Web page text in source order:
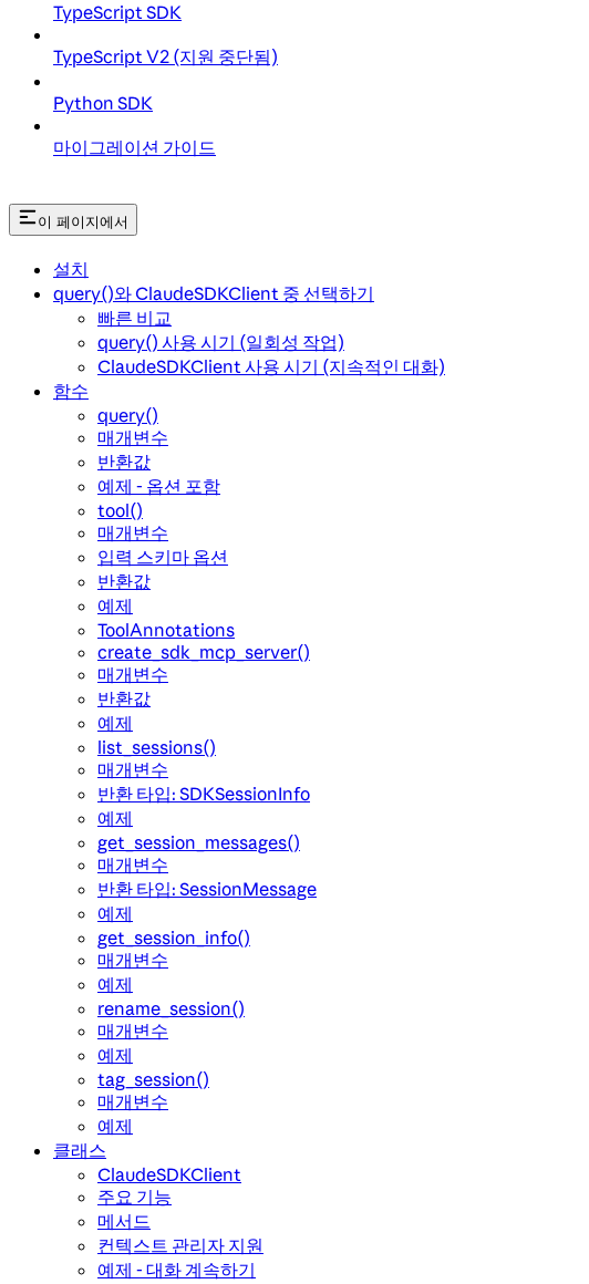
TypeScript SDK
TypeScript V2 (지원 중단됨)
Python SDK
마이그레이션 가이드
이 페이지에서
설치
query()와 ClaudeSDKClient 중 선택하기
빠른 비교
query() 사용 시기 (일회성 작업)
ClaudeSDKClient 사용 시기 (지속적인 대화)
함수
query()
매개변수
반환값
예제 - 옵션 포함
tool()
매개변수
입력 스키마 옵션
반환값
예제
ToolAnnotations
create_sdk_mcp_server()
매개변수
반환값
예제
list_sessions()
매개변수
반환 타입: SDKSessionInfo
예제
get_session_messages()
매개변수
반환 타입: SessionMessage
예제
get_session_info()
매개변수
예제
rename_session()
매개변수
예제
tag_session()
매개변수
예제
클래스
ClaudeSDKClient
주요 기능
메서드
컨텍스트 관리자 지원
예제 - 대화 계속하기